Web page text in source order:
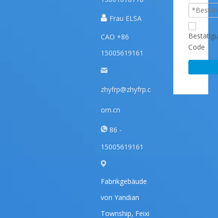
 Frau ELSA
CAO +86
15005619161
zhyfrp@zhyfrp.c
om.cn
86 -
15005619161
Fabrikgebäude
von Yandian
Township, Feixi